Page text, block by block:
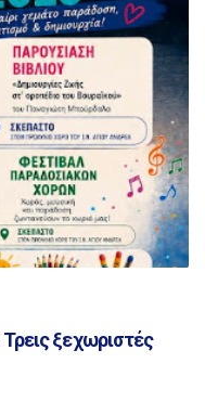
ξεχωριστές